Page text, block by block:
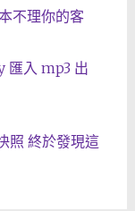
不理你的客
匯入 mp3 出
照 終於發現這